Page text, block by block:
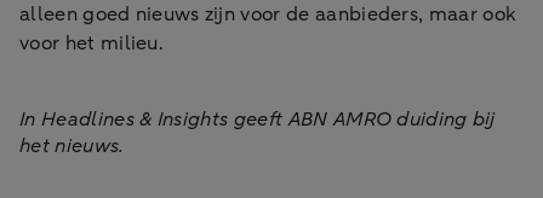
alleen goed nieuws zijn voor de aanbieders, maar ook
voor het milieu.
In Headlines & Insights geeft ABN AMRO duiding bij
het nieuws.